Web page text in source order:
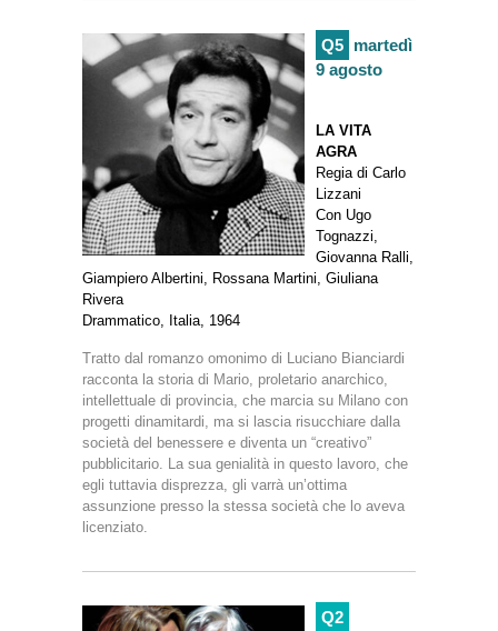
Q5 martedì
9 agosto
LA VITA
AGRA
Regia di Carlo
Lizzani
Con Ugo
Tognazzi,
Giovanna Ralli,
Giampiero Albertini, Rossana Martini, Giuliana
Rivera
Drammatico, Italia, 1964
Tratto dal romanzo omonimo di Luciano Bianciardi
racconta la storia di Mario, proletario anarchico,
intellettuale di provincia, che marcia su Milano con
progetti dinamitardi, ma si lascia risucchiare dalla
società del benessere e diventa un “creativo”
pubblicitario. La sua genialità in questo lavoro, che
egli tuttavia disprezza, gli varrà un’ottima
assunzione presso la stessa società che lo aveva
licenziato.
Q2